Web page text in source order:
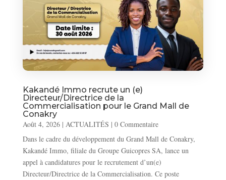
Kakandé Immo recrute un (e)
Directeur/Directrice de la
Commercialisation pour le Grand Mall de
Conakry
Août 4, 2026| ACTUALITÉS | 0 Commentaire
Dans le cadre du développement du Grand Mall de Conakry,
Kakandé Immo, filiale du Groupe Guicopres SA, lance un
appel à candidatures pour le recrutement d’un(e)
Directeur/Directrice de la Commercialisation. Ce poste